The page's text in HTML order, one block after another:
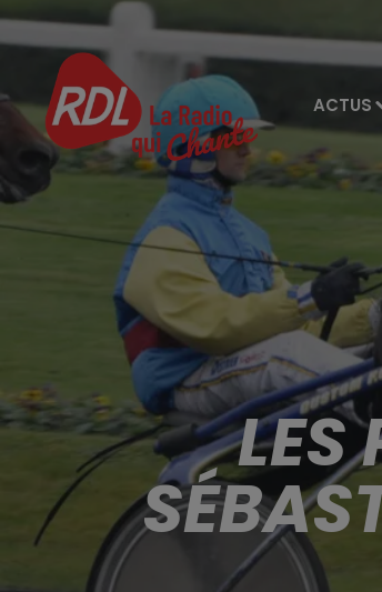
ACTUS
LES